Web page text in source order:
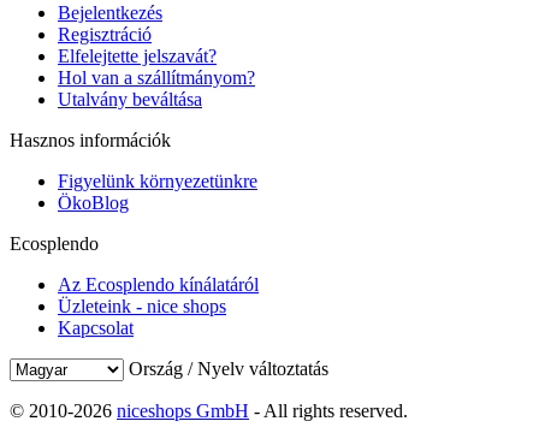
Bejelentkezés
Regisztráció
Elfelejtette jelszavát?
Hol van a szállítmányom?
Utalvány beváltása
Hasznos információk
Figyelünk környezetünkre
ÖkoBlog
Ecosplendo
Az Ecosplendo kínálatáról
Üzleteink - nice shops
Kapcsolat
Ország / Nyelv változtatás
© 2010-2026 niceshops GmbH - All rights reserved.